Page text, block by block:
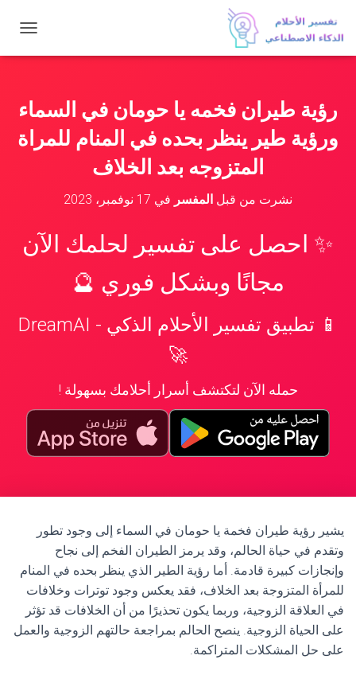
ب
ا
ت
رؤية طيران فخمه يا حومان في السماء
ورؤية طير ينظر بحده في المنام للمراة
المتزوجه بعد الخلاف
نشرت من قبل المفسر في 17 نوفمبر، 2023
✨ احصل على تفسير لحلمك الآن
مجانًا وبشكل فوري 🔮
📱 تطبيق تفسير الأحلام الذكي - DreamAI
🚀
حمله الآن لتكتشف أسرار أحلامك بسهولة !
يشير رؤية طيران فخمة يا حومان في السماء إلى وجود تطور
وتقدم في حياة الحالم، وقد يرمز الطيران الفخم إلى نجاح
وإنجازات كبيرة قادمة. أما رؤية الطير الذي ينظر بحده في المنام
للمرأة المتزوجة بعد الخلاف، فقد يعكس وجود توترات وخلافات
في العلاقة الزوجية، وربما يكون تحذيرًا من أن الخلافات قد تؤثر
على الحياة الزوجية. ينصح الحالم بمراجعة حالتهم الزوجية والعمل
على حل المشكلات المتراكمة.